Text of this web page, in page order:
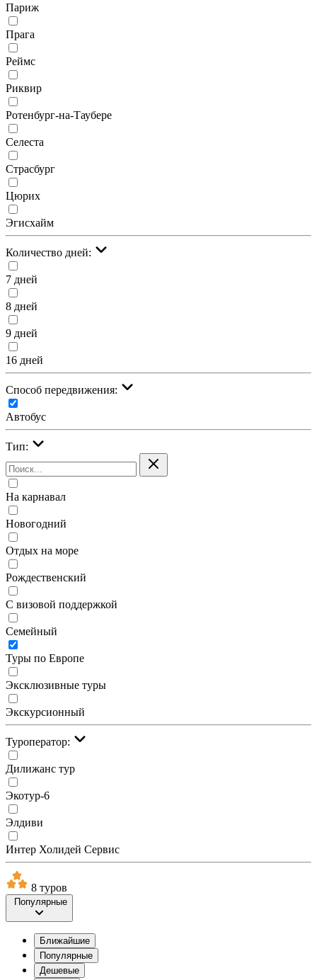
Париж
Прага
Реймс
Риквир
Ротенбург-на-Таубере
Селеста
Страсбург
Цюрих
Эгисхайм
Количество дней:
7 дней
8 дней
9 дней
16 дней
Cпособ передвижения:
Автобус
Тип:
На карнавал
Новогодний
Отдых на море
Рождественский
С визовой поддержкой
Семейный
Туры по Европе
Эксклюзивные туры
Экскурсионный
Туроператор:
Дилижанс тур
Экотур-6
Элдиви
Интер Холидей Сервис
8 туров
Популярные
Ближайшие
Популярные
Дешевые